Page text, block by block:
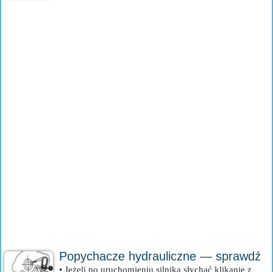
Popychacze hydrauliczne — sprawdź
• Jeżeli po uruchomieniu silnika słychać klikanie z